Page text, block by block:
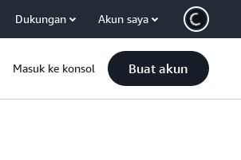
Dukungan Akun saya
Masuk ke konsol Buat akun